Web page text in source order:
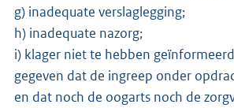
g) inadequate verslaglegging;
h) inadequate nazorg;
i) klager niet te hebben
gegeven dat de ingreep onder
en dat noch de oogarts noch de